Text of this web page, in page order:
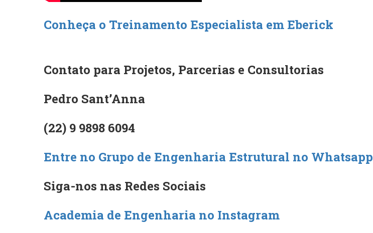
Conheça o Treinamento Especialista em Eberick
Contato para Projetos, Parcerias e Consultorias
Pedro Sant’Anna
(22) 9 9898 6094
Entre no Grupo de Engenharia Estrutural no Whatsapp
Siga-nos nas Redes Sociais
Academia de Engenharia no Instagram